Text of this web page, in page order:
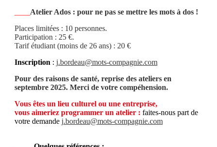
Atelier Ados : pour ne pas se mettre les mots à dos !
Places limitées : 10 personnes.
Participation : 25 €.
Tarif étudiant (moins de 26 ans) : 20 €
Inscription : j.bordeau@mots-compagnie.com
Pour des raisons de santé, reprise des ateliers en
septembre 2025. Merci de votre compéhension.
Vous êtes un lieu culturel ou une entreprise,
vous aimeriez programmer un atelier : faites-nous part de
votre demande j.bordeau@mots-compagnie.com